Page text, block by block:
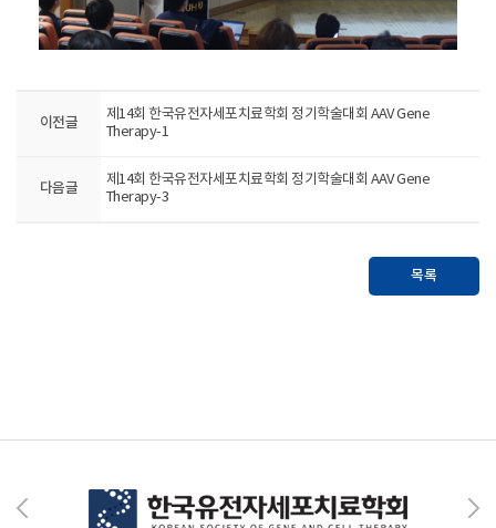
이전글
제14회 한국유전자세포치료학회 정기학술대회 AAV Gene
Therapy-1
다음글
제14회 한국유전자세포치료학회 정기학술대회 AAV Gene
Therapy-3
목록